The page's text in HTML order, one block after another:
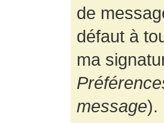
de
défaut à
ma
message).